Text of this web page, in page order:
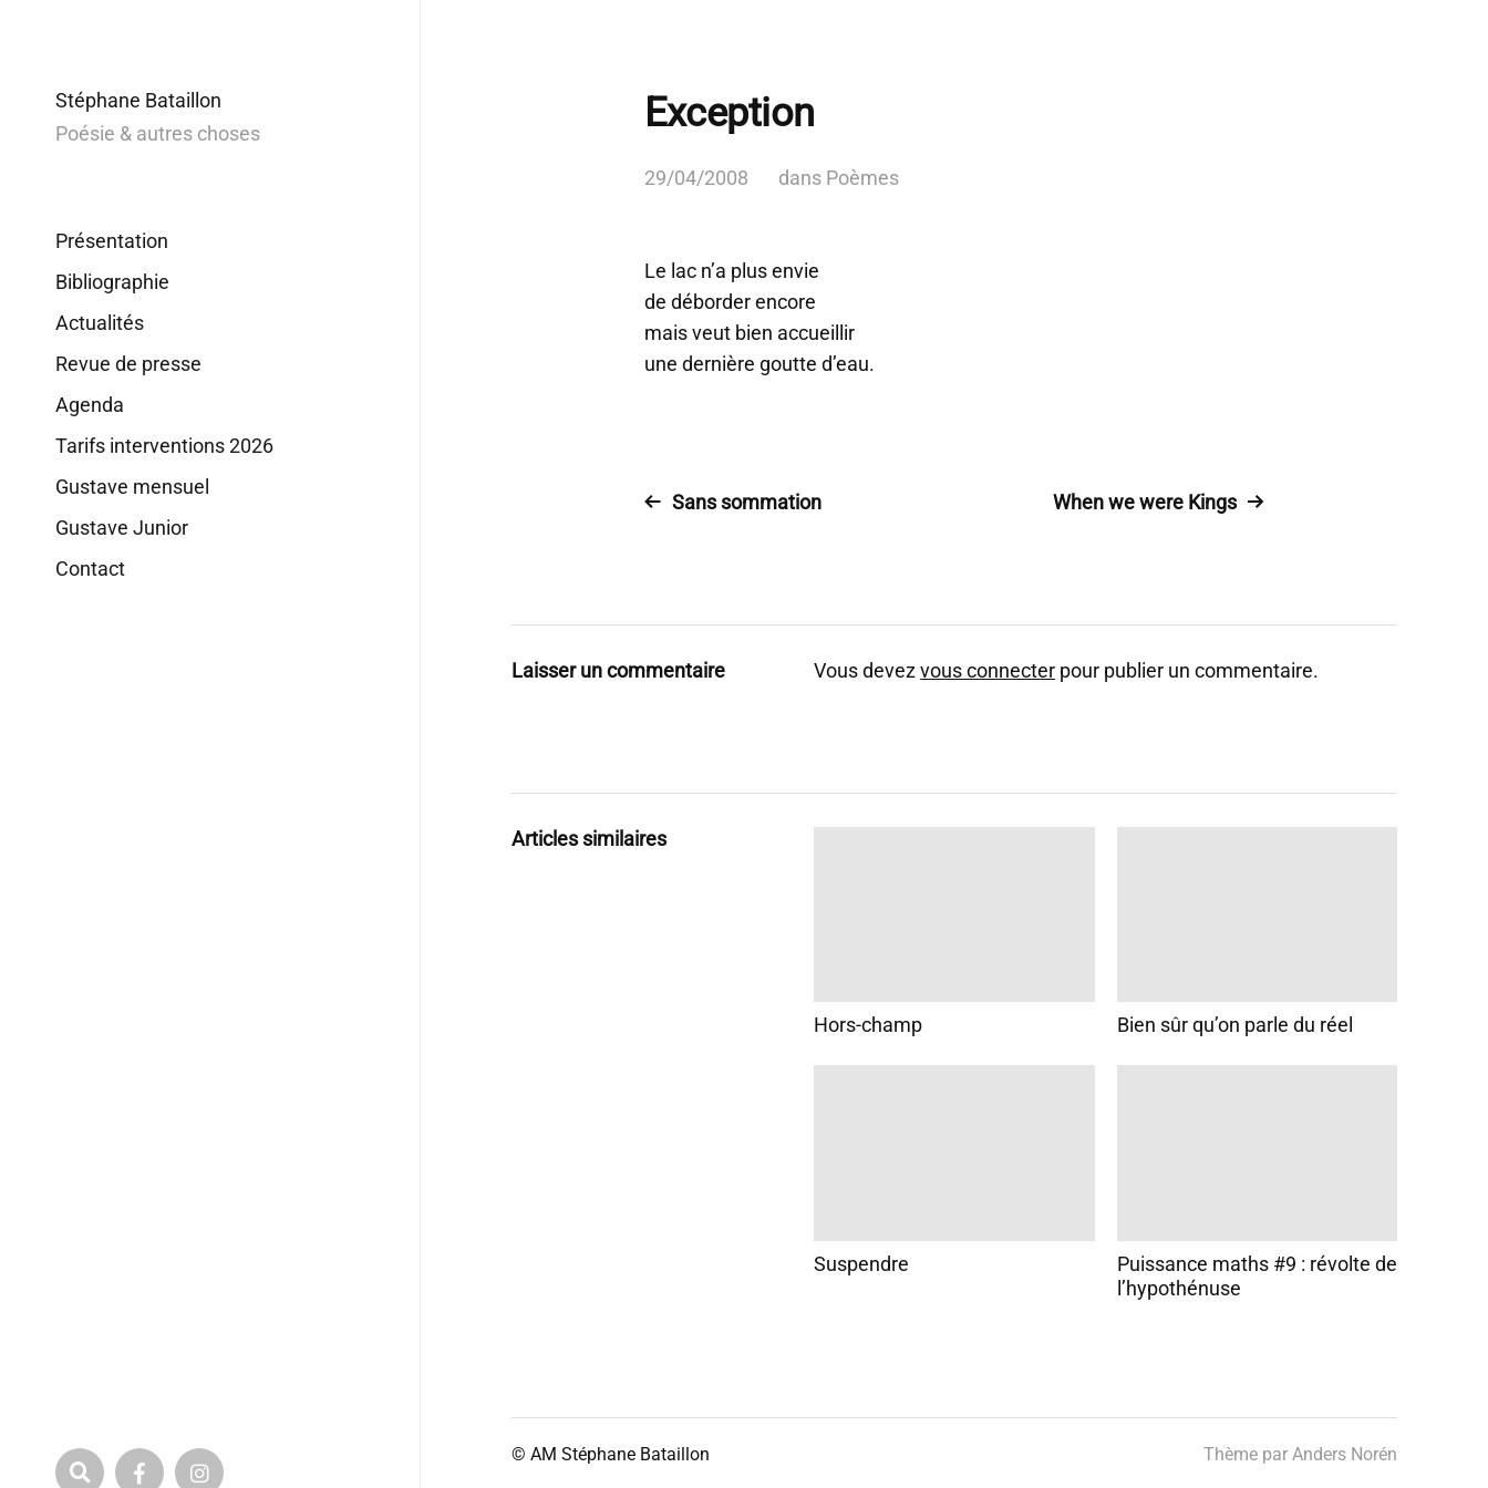
Stéphane Bataillon
Poésie & autres choses
Présentation
Bibliographie
Actualités
Revue de presse
Agenda
Tarifs interventions 2026
Gustave mensuel
Gustave Junior
Contact
Exception
29/04/2008 dans Poèmes
Le lac n’a plus envie
de déborder encore
mais veut bien accueillir
une dernière goutte d’eau.
Sans sommation When we were Kings
Laisser un commentaire Vous devezvous connecter pour publier un commentaire.
Articles similaires
Hors-champ Bien sûr qu’on parle du réel
Suspendre
Puissance maths #9 : révolte de
l’hypothénuse
© AM Stéphane Bataillon Thème par Anders Norén